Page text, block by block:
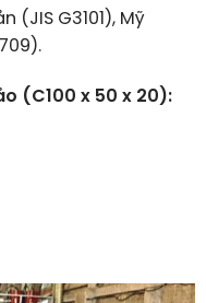
(JIS G3101), Mỹ
(C100 x 50 x 20):